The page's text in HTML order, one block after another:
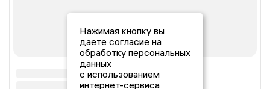
Нажимая кнопку вы
даете согласие на
обработку персональных
данных
с использованием
интернет-сервиса